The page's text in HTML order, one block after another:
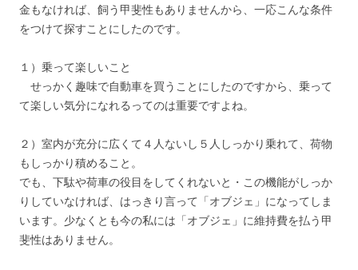
金もなければ、飼う甲斐性もありませんから、一応こんな条件
をつけて探すことにしたのです。
１）乗って楽しいこと
せっかく趣味で自動車を買うことにしたのですから、乗って
て楽しい気分になれるってのは重要ですよね。
２）室内が充分に広くて４人ないし５人しっかり乗れて、荷物
もしっかり積めること。
でも、下駄や荷車の役目をしてくれないと・この機能がしっか
りしていなければ、はっきり言って「オブジェ」になってしま
います。少なくとも今の私には「オブジェ」に維持費を払う甲
斐性はありません。